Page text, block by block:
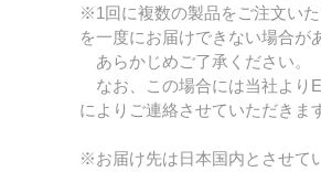
※1回に複数の製品をご注文い
を一度にお届けできない場合が
あらかじめご了承ください。
なお、この場合には当社より
によりご連絡させていただきま
※お届け先は日本国内とさせて